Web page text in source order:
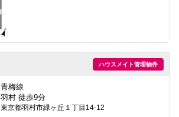
ハウスメイト管理物件
青梅線
羽村 徒歩9分
東京都羽村市緑ヶ丘１丁目14-12